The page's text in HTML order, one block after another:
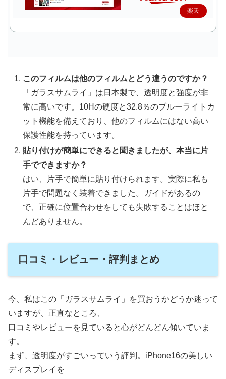
楽天
このフィルムは他のフィルムとどう違うのですか？
「ガラスサムライ」は日本製で、透明度と強度が非
常に高いです。10Hの硬度と32.8％のブルーライトカ
ット機能を備えており、他のフィルムにはない高い
保護性能を持っています。
貼り付けが簡単にできると聞きましたが、本当に片
手でできますか？
はい、片手で簡単に貼り付けられます。実際に私も
片手で問題なく装着できました。ガイドがあるの
で、正確に位置合わせをしても失敗することはほと
んどありません。
口コミ・レビュー・評判まとめ
今、私はこの「ガラスサムライ」を買おうかどうか迷って
いますが、正直なところ、
口コミやレビューを見ていると心がどんどん傾いていま
す。
まず、透明度がすごいっていう評判。iPhone16の美しい
ディスプレイを